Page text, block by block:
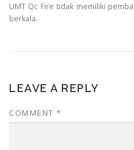
UMT Qc Fire tidak memiliki
berkala.
LEAVE A REPLY
COMMENT *